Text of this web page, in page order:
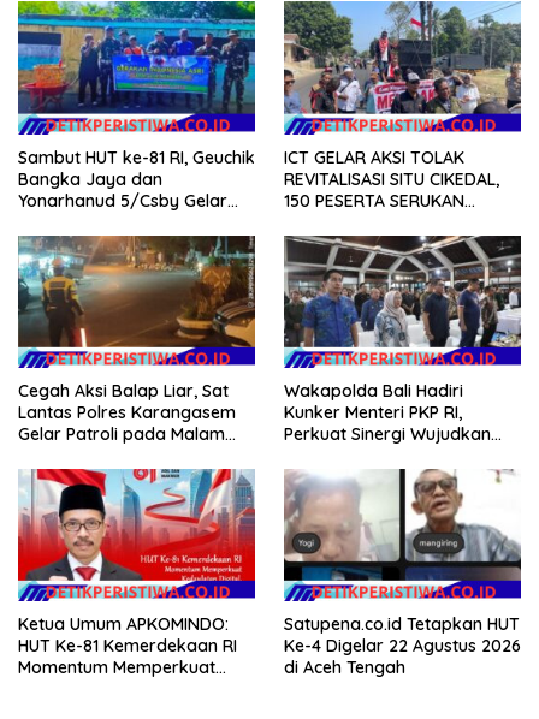
Sambut HUT ke-81 RI, Geuchik
Bangka Jaya dan
Yonarhanud 5/Csby Gelar
Gerakan Indonesia Asri
ICT GELAR AKSI TOLAK
REVITALISASI SITU CIKEDAL,
150 PESERTA SERUKAN
Cegah Aksi Balap Liar, Sat
Lantas Polres Karangasem
Gelar Patroli pada Malam
Wakapolda Bali Hadiri
Kunker Menteri PKP RI,
Perkuat Sinergi Wujudkan
Masyarakat
Ketua Umum APKOMINDO:
HUT Ke-81 Kemerdekaan RI
Momentum Memperkuat
Satupena.co.id Tetapkan HUT
Ke-4 Digelar 22 Agustus 2026
di Aceh Tengah